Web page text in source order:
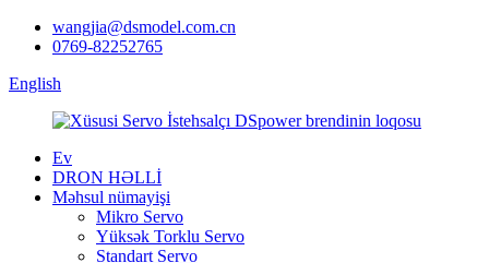
wangjia@dsmodel.com.cn
0769-82252765
English
Ev
DRON HƏLLİ
Məhsul nümayişi
Mikro Servo
Yüksək Torklu Servo
Standart Servo